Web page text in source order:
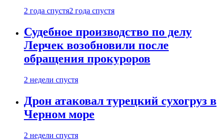
2 года спустя2 года спустя
Судебное производство по делу
Лерчек возобновили после
обращения прокуроров
2 недели спустя
Дрон атаковал турецкий сухогруз в
Черном море
2 недели спустя